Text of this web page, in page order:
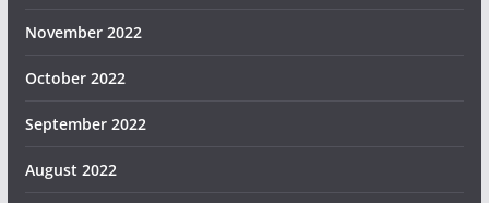
November 2022
October 2022
September 2022
August 2022